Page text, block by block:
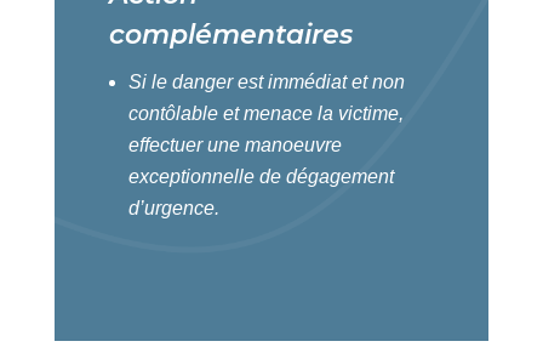
complémentaires
Si le danger est immédiat et non
contôlable et menace la victime,
effectuer une manoeuvre
exceptionnelle de dégagement
d’urgence.